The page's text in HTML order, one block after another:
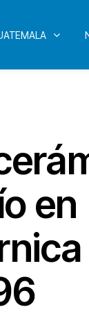
en